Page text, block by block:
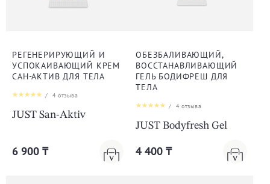
РЕГЕНЕРИРУЮЩИЙ И
УСПОКАИВАЮЩИЙ КРЕМ
САН-АКТИВ ДЛЯ ТЕЛА
/ 4отзыва
JUST San-Aktiv
6 900 ₸
ОБЕЗБАЛИВАЮЩИЙ,
ВОССТАНАВЛИВАЮЩИЙ
ГЕЛЬ БОДИФРЕШ ДЛЯ
ТЕЛА
/ 4отзыва
JUST Bodyfresh Gel
4 400 ₸